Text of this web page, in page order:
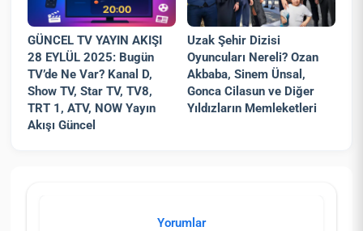
GÜNCEL TV YAYIN AKIŞI
28 EYLÜL 2025: Bugün
TV’de Ne Var? Kanal D,
Show TV, Star TV, TV8,
TRT 1, ATV, NOW Yayın
Akışı Güncel
Uzak Şehir Dizisi
Oyuncuları Nereli? Ozan
Akbaba, Sinem Ünsal,
Gonca Cilasun ve Diğer
Yıldızların Memleketleri
Yorumlar